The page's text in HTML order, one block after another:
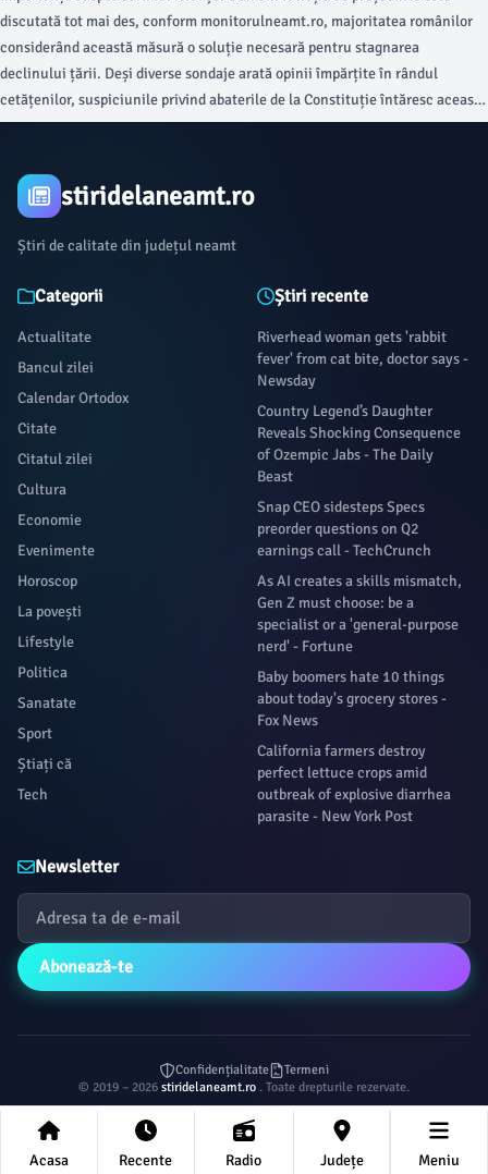
discutată tot mai des, conform monitorulneamt.ro, majoritatea românilor
considerând această măsură o soluție necesară pentru stagnarea
declinului țării. Deși diverse sondaje arată opinii împărțite în rândul
cetățenilor, suspiciunile privind abaterile de la Constituție întăresc această
dezbatere publică.
stiridelaneamt.ro
Știri de calitate din județul neamt
Categorii
Actualitate
Bancul zilei
Calendar Ortodox
Citate
Citatul zilei
Cultura
Economie
Evenimente
Horoscop
La povești
Lifestyle
Politica
Sanatate
Sport
Știați că
Tech
Știri recente
Riverhead woman gets 'rabbit
fever' from cat bite, doctor says -
Newsday
Country Legend’s Daughter
Reveals Shocking Consequence
of Ozempic Jabs - The Daily
Beast
Snap CEO sidesteps Specs
preorder questions on Q2
earnings call - TechCrunch
As AI creates a skills mismatch,
Gen Z must choose: be a
specialist or a 'general-purpose
nerd' - Fortune
Baby boomers hate 10 things
about today's grocery stores -
Fox News
California farmers destroy
perfect lettuce crops amid
outbreak of explosive diarrhea
parasite - New York Post
Newsletter
Abonează-te
Confidențialitate
Termeni
© 2019 – 2026 stiridelaneamt.ro . Toate drepturile rezervate.
Acasa Recente Radio Județe Meniu